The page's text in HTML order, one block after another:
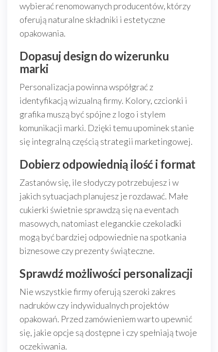
wybierać renomowanych producentów, którzy
oferują naturalne składniki i estetyczne
opakowania.
Dopasuj design do wizerunku
marki
Personalizacja powinna współgrać z
identyfikacją wizualną firmy. Kolory, czcionki i
grafika muszą być spójne z logo i stylem
komunikacji marki. Dzięki temu upominek stanie
się integralną częścią strategii marketingowej.
Dobierz odpowiednią ilość i format
Zastanów się, ile słodyczy potrzebujesz i w
jakich sytuacjach planujesz je rozdawać. Małe
cukierki świetnie sprawdzą się na eventach
masowych, natomiast eleganckie czekoladki
mogą być bardziej odpowiednie na spotkania
biznesowe czy prezenty świąteczne.
Sprawdź możliwości personalizacji
Nie wszystkie firmy oferują szeroki zakres
nadruków czy indywidualnych projektów
opakowań. Przed zamówieniem warto upewnić
się, jakie opcje są dostępne i czy spełniają twoje
oczekiwania.